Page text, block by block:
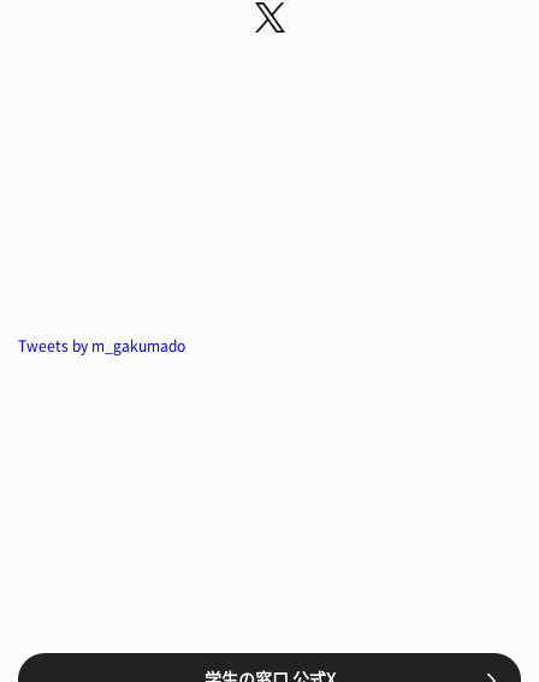
Tweets by m_gakumado